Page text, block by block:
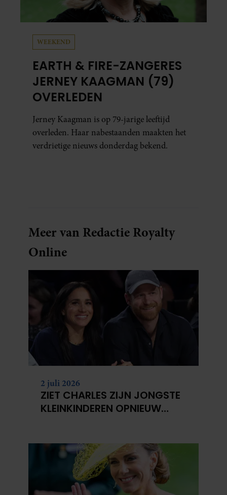
WEEKEND
EARTH & FIRE-ZANGERES
JERNEY KAAGMAN (79)
OVERLEDEN
Jerney Kaagman is op 79-jarige leeftijd
overleden. Haar nabestaanden maakten het
verdrietige nieuws donderdag bekend.
Meer van Redactie Royalty
Online
2 juli 2026
ZIET CHARLES ZIJN JONGSTE
KLEINKINDEREN OPNIEUW